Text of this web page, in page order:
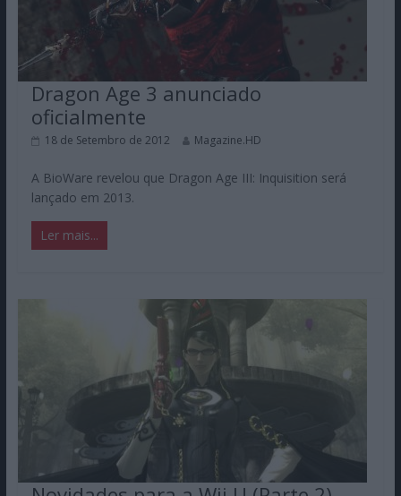
Dragon Age 3 anunciado
oficialmente
18 de Setembro de 2012 Magazine.HD
A BioWare revelou que Dragon Age III: Inquisition será
lançado em 2013.
Ler mais...